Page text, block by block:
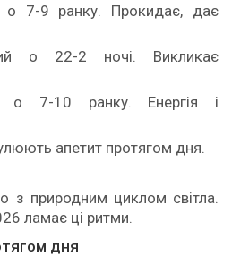
о 7-9 ранку. Прокидає, дає
о 22-2 ночі. Викликає
о 7-10 ранку. Енергія і
апетит протягом дня.
з природним циклом світла.
ламає ці ритми.
дня